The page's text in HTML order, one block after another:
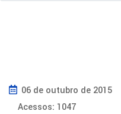
06 de outubro de 2015
Acessos: 1047